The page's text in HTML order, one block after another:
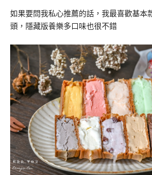
如果要問我私心推薦的話，我最喜歡基本
頭，隱藏版養樂多口味也很不錯